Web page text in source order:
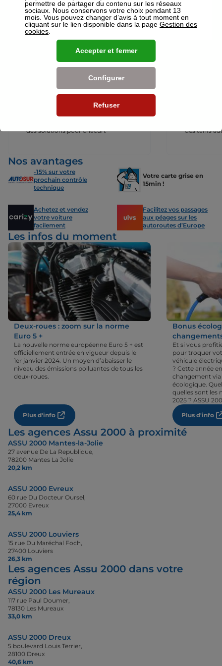
votre disposition pour réaliser un devis gratuit pour vos assurances
ou mutuelles à Vernon.
Nos offres pour les particuliers
Assurance Auto
de conducteurs. Jeunes permis,
conducteurs expérimentés,
des solutions pour chacun.
des tarifs
Nos avantages
-15% sur votre
prochain contrôle
technique
Votre carte grise en
15min !
Achetez et vendez
votre voiture
facilement
Facilitez vos passages
aux péages sur les
autoroutes d’Europe
Les infos du moment
Deux-roues : zoom sur la norme
Euro 5 +
La nouvelle norme européenne Euro 5 + est
officiellement entrée en vigueur depuis le
1er janvier 2024. Un moyen d’abaisser le
niveau des émissions polluantes de tous les
deux-roues.
Plus d'info
Bonus
Et si vous
pour troquer
véhicule
? Cette année
changement
écologique.
quelles sont les
2025 ? ASSU
Plus d'info
Les agences Assu 2000 à proximité
ASSU 2000 Mantes-la-Jolie
27 avenue De La Republique,
78200 Mantes La Jolie
20,2 km
ASSU 2000 Evreux
60 rue Du Docteur Oursel,
27000 Evreux
25,4 km
ASSU 2000 Louviers
15 rue Du Maréchal Foch,
27400 Louviers
26,3 km
Les agences Assu 2000 dans votre
région
ASSU 2000 Les Mureaux
117 rue Paul Doumer,
78130 Les Mureaux
33,0 km
ASSU 2000 Dreux
5 boulevard Louis Terrier,
28100 Dreux
40,6 km
permettre de partager du contenu sur les réseaux
sociaux. Nous conservons votre choix pendant 13
mois. Vous pouvez changer d’avis à tout moment en
cliquant sur le lien disponible dans la page Gestion des
cookies
Refuser
Configurer
Accepter et fermer